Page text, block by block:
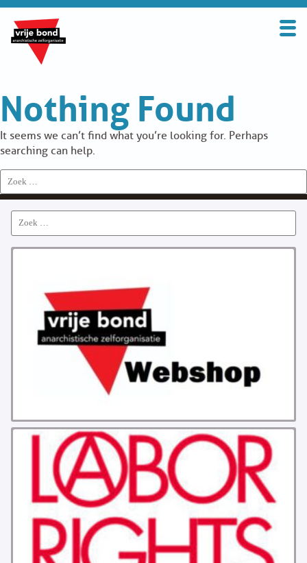
Search
for:
BOND
OVER DE VRIJE BOND
UITGANGSPUNTEN
WORD LID
CONTRIBUTIE
CONTACT
GROEPEN
ANARCHISTISCHE GROEP A’DAM
ANARCHISTISCH COLLECTIEF BRUGGE
VB AMSTERDAM
VRIJ COLLECTIEF KORTRIJK
LEUVENSE ANARCHISTISCHE GROEP
Nothing Found
It seems we can’t find what you’re looking for. Perhaps
searching can help.
Search
for:
Search
for: